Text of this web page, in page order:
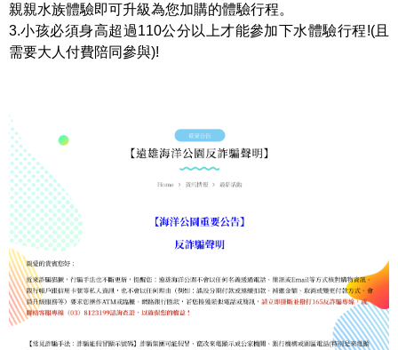
親親水族體驗即可升級為您加購的體驗行程。
3.小孩必須身高超過110公分以上才能參加下水體驗行程!(且
需要大人付費陪同參與)!